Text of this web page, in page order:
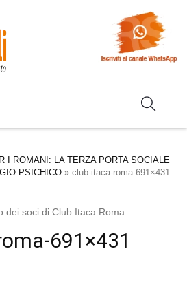
I ROMANI: LA TERZA PORTA SOCIALE
PSICHICO » club-itaca-roma-691×431
dei soci di Club Itaca Roma
691×431